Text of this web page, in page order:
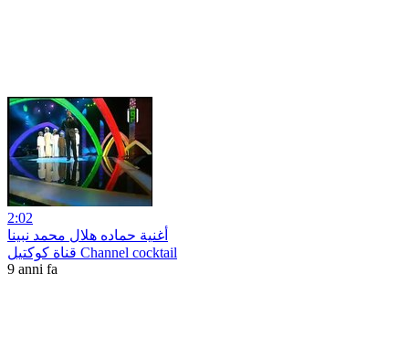
2:02
أغنية حماده هلال محمد نبينا
قناة كوكتيل Channel cocktail
9 anni fa